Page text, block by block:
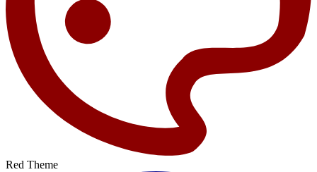
Red Theme